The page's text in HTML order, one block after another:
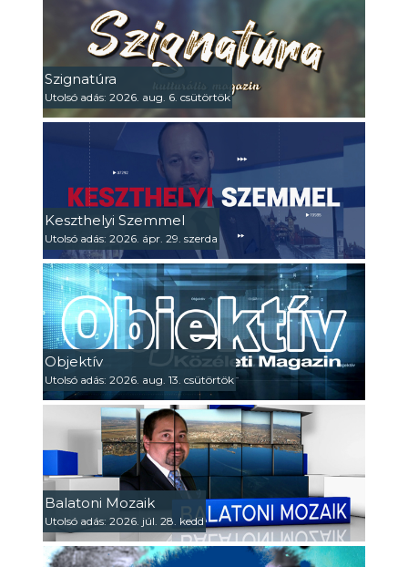
Szignatúra
Utolsó adás: 2026. aug. 6. csütörtök
Keszthelyi Szemmel
Utolsó adás: 2026. ápr. 29. szerda
Objektív
Utolsó adás: 2026. aug. 13. csütörtök
Balatoni Mozaik
Utolsó adás: 2026. júl. 28. kedd